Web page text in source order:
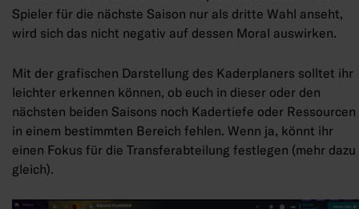
Spieler für die nächste Saison nur als dritte Wahl anseht,
wird sich das nicht negativ auf dessen Moral auswirken.
Mit der grafischen Darstellung des Kaderplaners solltet ihr
leichter erkennen können, ob euch in dieser oder den
nächsten beiden Saisons noch Kadertiefe oder Ressourcen
in einem bestimmten Bereich fehlen. Wenn ja, könnt ihr
einen Fokus für die Transferabteilung festlegen (mehr dazu
gleich).